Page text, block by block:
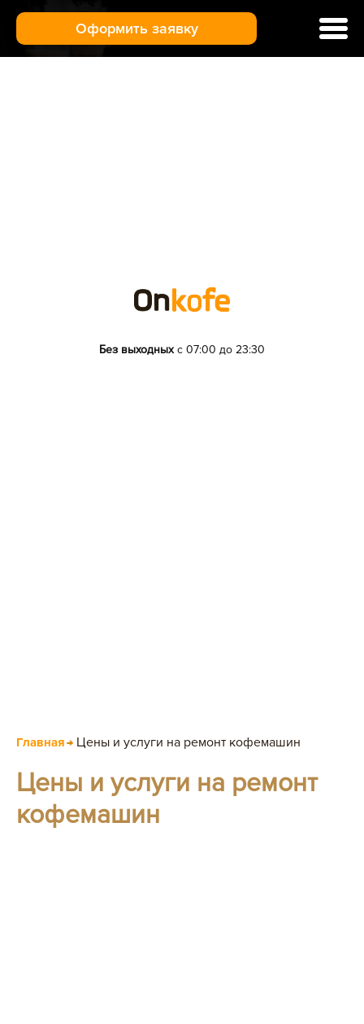
Оформить заявку
Без выходныхс 07:00 до 23:30
Главная Цены и услуги на ремонт кофемашин
Цены и услуги на ремонт
кофемашин